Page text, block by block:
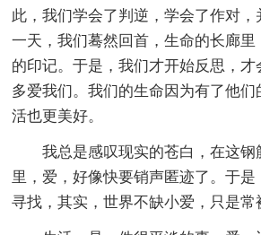
此，我们学会了判逆，学会了作对
一天，我们蓦然回首，生命的长廊里
的印记。于是，我们才开始反思，
多爱我们。我们的生命因为有了他们
活也更美好。
我总是感叹现实的苍白，在这钢
里，爱，好像快要销声匿迹了。于
寻找，其实，世界不缺小爱，只是常